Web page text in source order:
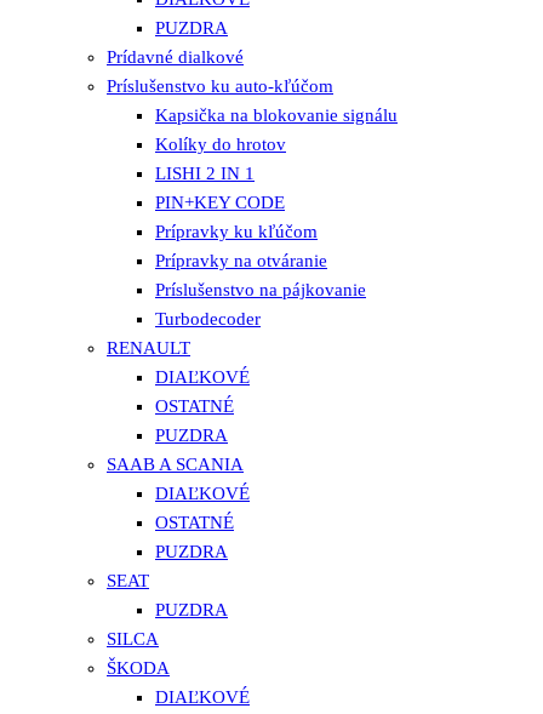
PUZDRA
Prídavné dialkové
Príslušenstvo ku auto-kľúčom
Kapsička na blokovanie signálu
Kolíky do hrotov
LISHI 2 IN 1
PIN+KEY CODE
Prípravky ku kľúčom
Prípravky na otváranie
Príslušenstvo na pájkovanie
Turbodecoder
RENAULT
DIAĽKOVÉ
OSTATNÉ
PUZDRA
SAAB A SCANIA
DIAĽKOVÉ
OSTATNÉ
PUZDRA
SEAT
PUZDRA
SILCA
ŠKODA
DIAĽKOVÉ